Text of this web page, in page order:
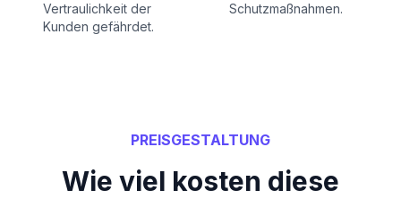
Vertraulichkeit der
Kunden gefährdet.
Schutzmaßnahmen.
PREISGESTALTUNG
Wie viel kosten diese